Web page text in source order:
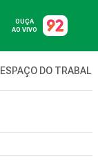
OUÇA
AO VIVO
ESPAÇO DO